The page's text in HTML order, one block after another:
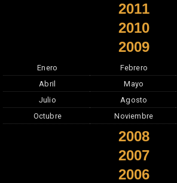
2011
2010
2009
Enero Febrero
Abril
Mayo
Julio
Agosto
Octubre
Noviembre
2008
2007
2006